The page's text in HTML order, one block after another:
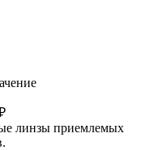
линзы приемлемых